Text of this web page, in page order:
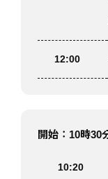
12:00
開始：10時30
10:20